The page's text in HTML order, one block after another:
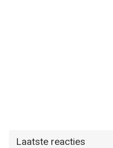
Laatste reacties